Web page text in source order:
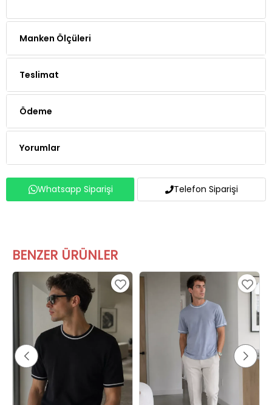
Manken Ölçüleri
Teslimat
Ödeme
Yorumlar
Whatsapp Siparişi Telefon Siparişi
BENZER ÜRÜNLER